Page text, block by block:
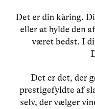
Det er din kåring.
eller at hylde den
været bedst. I
Det er det, der
prestigefyldte af
selv, der vælger